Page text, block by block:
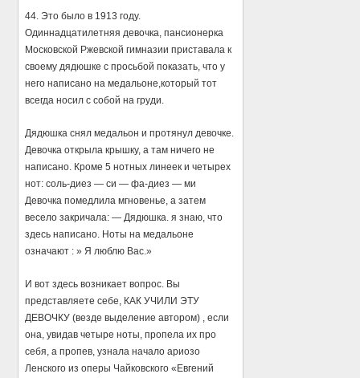
44. Это было в 1913 году.
Одиннадцатилетняя девочка, пансионерка
Московской Ржевской гимназии приставала к
своему дядюшке с просьбой показать, что у
него написано на медальоне,который тот
всегда носил с собой на груди.
Дядюшка снял медальон и протянул девочке.
Девочка открыла крышку, а там ничего не
написано. Кроме 5 нотных линеек и четырех
нот: соль-диез — си — фа-диез — ми
Девочка помедлила мгновенье, а затем
весело закричала: — Дядюшка. я знаю, что
здесь написано. Ноты на медальоне
означают : » Я люблю Вас.»
И вот здесь возникает вопрос. Вы
представляете себе, КАК УЧИЛИ ЭТУ
ДЕВОЧКУ (везде выделение автором) , если
она, увидав четыре ноты, пропела их про
себя, а пропев, узнала начало ариозо
Ленского из оперы Чайковского «Евгений